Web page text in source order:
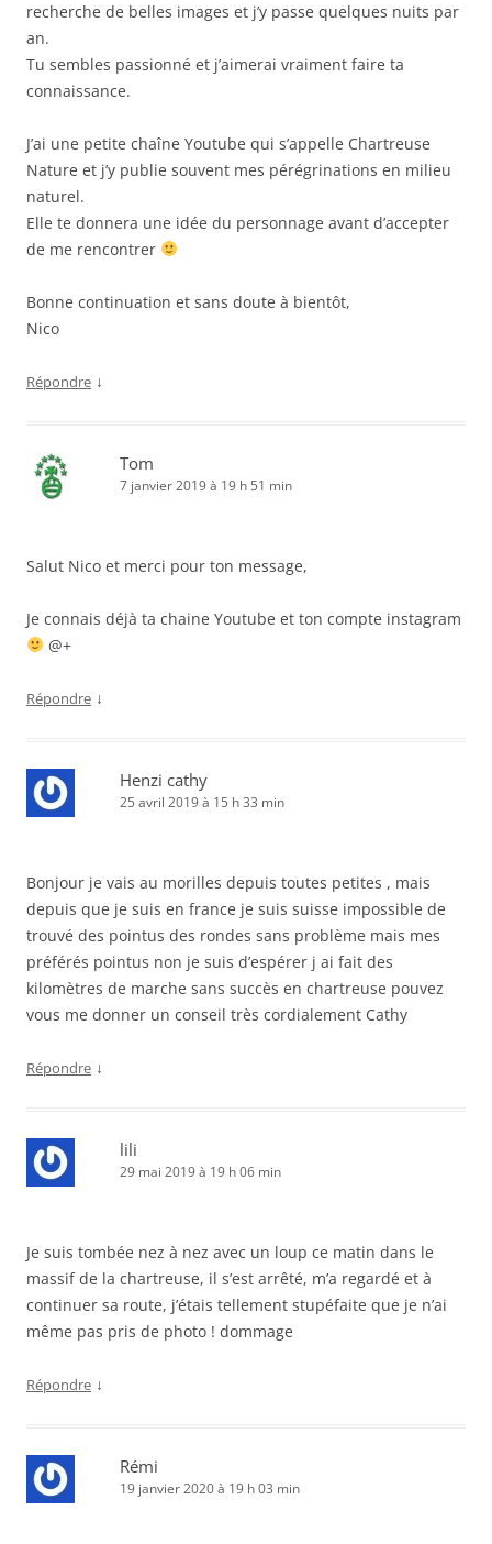
recherche de belles images et j’y passe quelques nuits par
an.
Tu sembles passionné et j’aimerai vraiment faire ta
connaissance.
J’ai une petite chaîne Youtube qui s’appelle Chartreuse
Nature et j’y publie souvent mes pérégrinations en milieu
naturel.
Elle te donnera une idée du personnage avant d’accepter
de me rencontrer
Bonne continuation et sans doute à bientôt,
Nico
Répondre ↓
Tom
7 janvier 2019 à 19 h 51 min
Salut Nico et merci pour ton message,
Je connais déjà ta chaine Youtube et ton compte instagram
@+
Répondre ↓
Henzi cathy
25 avril 2019 à 15 h 33 min
Bonjour je vais au morilles depuis toutes petites , mais
depuis que je suis en france je suis suisse impossible de
trouvé des pointus des rondes sans problème mais mes
préférés pointus non je suis d’espérer j ai fait des
kilomètres de marche sans succès en chartreuse pouvez
vous me donner un conseil très cordialement Cathy
Répondre ↓
lili
29 mai 2019 à 19 h 06 min
Je suis tombée nez à nez avec un loup ce matin dans le
massif de la chartreuse, il s’est arrêté, m’a regardé et à
continuer sa route, j’étais tellement stupéfaite que je n’ai
même pas pris de photo ! dommage
Répondre ↓
Rémi
19 janvier 2020 à 19 h 03 min